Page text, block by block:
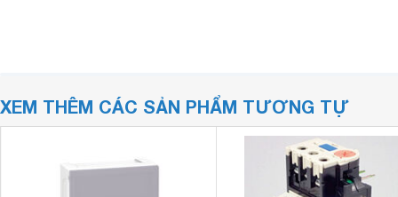
XEM THÊM CÁC SẢN PHẨM TƯƠNG TỰ